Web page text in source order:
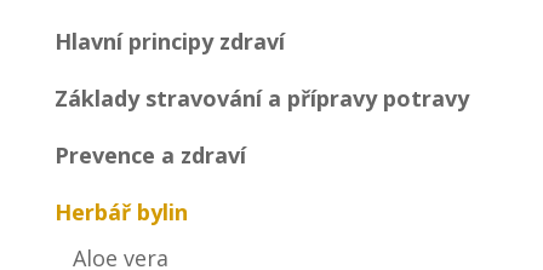
Hlavní principy zdraví
Základy stravování a přípravy potravy
Prevence a zdraví
Herbář bylin
Aloe vera